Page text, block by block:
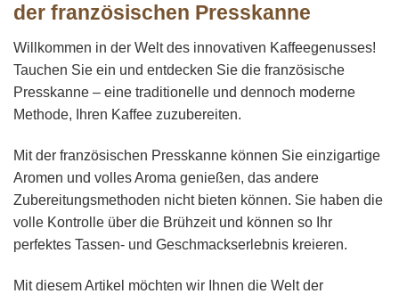
der französischen Presskanne
Willkommen in der Welt des innovativen Kaffeegenusses!
Tauchen Sie ein und entdecken Sie die französische
Presskanne – eine traditionelle und dennoch moderne
Methode, Ihren Kaffee zuzubereiten.
Mit der französischen Presskanne können Sie einzigartige
Aromen und volles Aroma genießen, das andere
Zubereitungsmethoden nicht bieten können. Sie haben die
volle Kontrolle über die Brühzeit und können so Ihr
perfektes Tassen- und Geschmackserlebnis kreieren.
Mit diesem Artikel möchten wir Ihnen die Welt der